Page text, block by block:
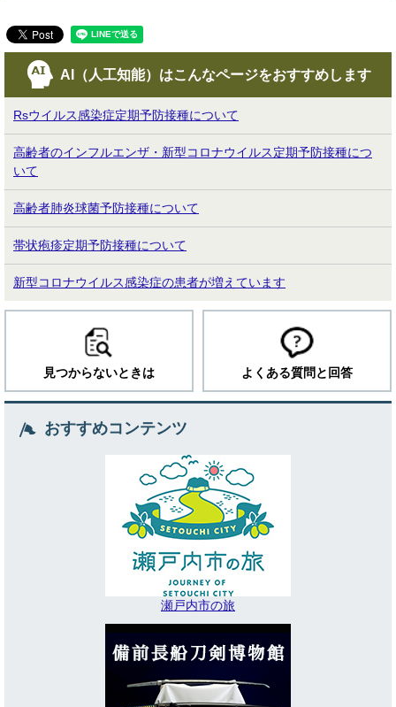
AI（人工知能）はこんなページをおすすめします
Rsウイルス感染症定期予防接種について
高齢者のインフルエンザ・新型コロナウイルス定期予防接種につ
いて
高齢者肺炎球菌予防接種について
帯状疱疹定期予防接種について
新型コロナウイルス感染症の患者が増えています
見つからないときは よくある質問と回答
おすすめコンテンツ
瀬戸内市の旅